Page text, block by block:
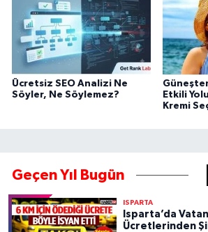
Ücretsiz SEO Analizi Ne
Söyler, Ne Söylemez?
Etkili
Kremi
Geçen Yıl Bugün
ISPARTA
Isparta’da
Ücretlerinden